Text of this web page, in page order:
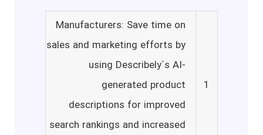
1
Manufacturers: Save time on
sales and marketing efforts by
using Describely`s AI-
generated product
descriptions for improved
search rankings and increased